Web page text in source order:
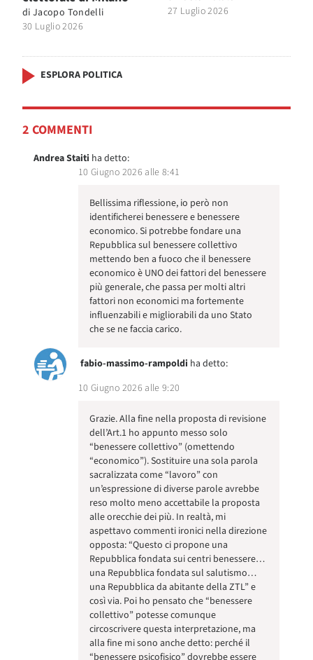
di Jacopo Tondelli
30 Luglio 2026
27 Luglio 2026
ESPLORA POLITICA
2 COMMENTI
Andrea Staiti ha detto:
10 Giugno 2026 alle 8:41
Bellissima riflessione, io però non
identificherei benessere e benessere
economico. Si potrebbe fondare una
Repubblica sul benessere collettivo
mettendo ben a fuoco che il benessere
economico è UNO dei fattori del benessere
più generale, che passa per molti altri
fattori non economici ma fortemente
influenzabili e migliorabili da uno Stato
che se ne faccia carico.
fabio-massimo-rampoldi ha detto:
10 Giugno 2026 alle 9:20
Grazie. Alla fine nella proposta di revisione
dell’Art.1 ho appunto messo solo
“benessere collettivo” (omettendo
“economico”). Sostituire una sola parola
sacralizzata come “lavoro” con
un’espressione di diverse parole avrebbe
reso molto meno accettabile la proposta
alle orecchie dei più. In realtà, mi
aspettavo commenti ironici nella direzione
opposta: “Questo ci propone una
Repubblica fondata sui centri benessere…
una Repubblica fondata sul salutismo…
una Repubblica da abitante della ZTL” e
così via. Poi ho pensato che “benessere
collettivo” potesse comunque
circoscrivere questa interpretazione, ma
alla fine mi sono anche detto: perché il